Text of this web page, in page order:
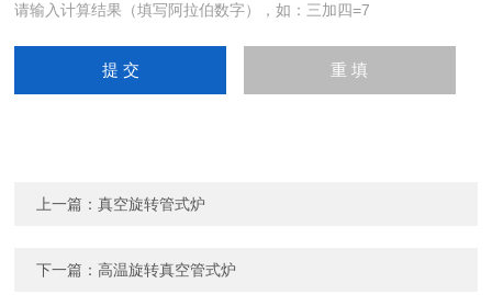
请输入计算结果（填写阿拉伯数字），如：三加四=7
上一篇：真空旋转管式炉
下一篇：高温旋转真空管式炉